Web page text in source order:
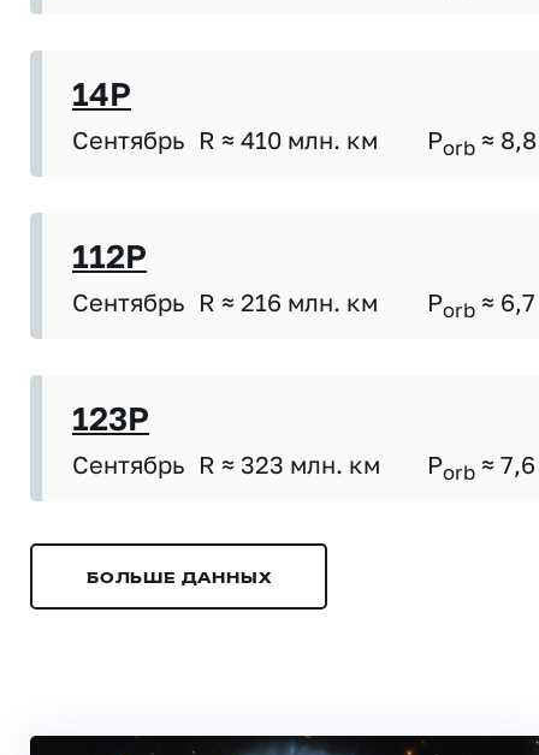
14P
Сентябрь R ≈ 410 млн. км Porb ≈ 8,8
112P
Сентябрь R ≈ 216 млн. км Porb ≈ 6,7
123P
Сентябрь R ≈ 323 млн. км Porb ≈ 7,6
БОЛЬШЕ ДАННЫХ